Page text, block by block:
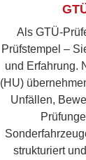
Als GTÜ-
Prüfstempel –
und Erfahrung.
(HU)
Unfällen,
strukturiert